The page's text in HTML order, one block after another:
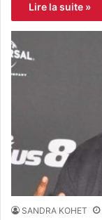
Lire la suite »
SANDRA KOHET